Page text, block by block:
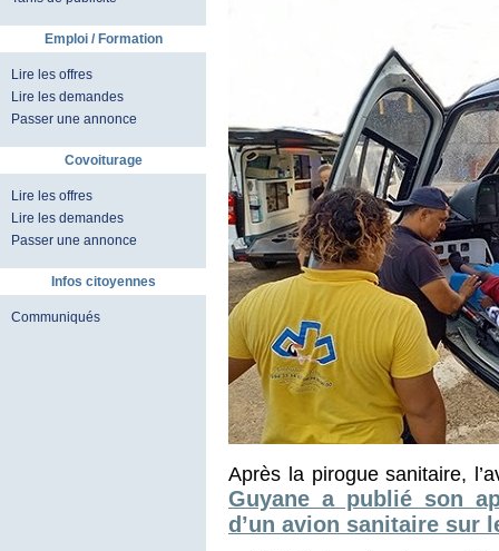
Emploi / Formation
Lire les offres
Lire les demandes
Passer une annonce
Covoiturage
Lire les offres
Lire les demandes
Passer une annonce
Infos citoyennes
Communiqués
Après la pirogue sanitaire,
Guyane a publié son
d’un avion sanitaire sur